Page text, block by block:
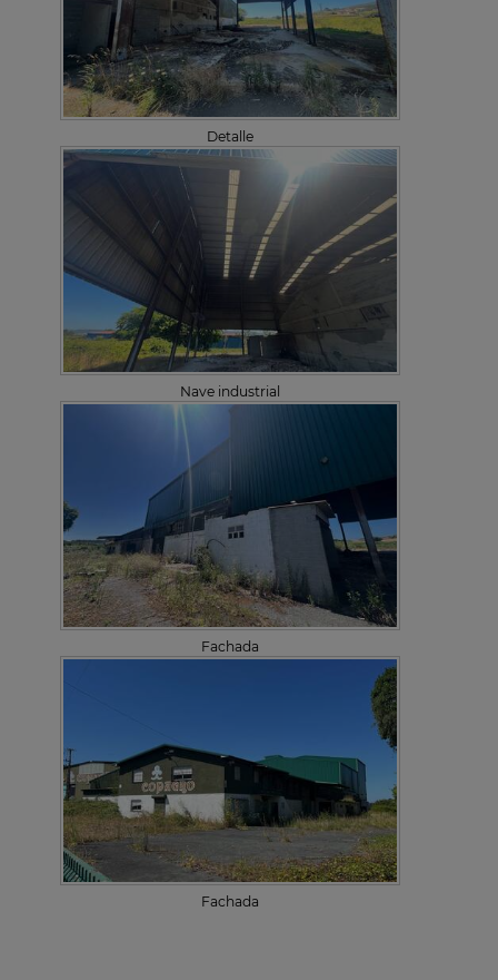
Detalle
Nave industrial
Fachada
Fachada